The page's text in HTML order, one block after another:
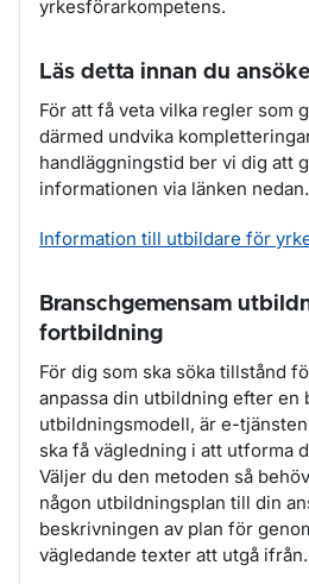
yrkesförarkompetens.
Läs detta innan du
För att få veta vilka regler som
därmed undvika
handläggningstid ber vi dig att
informationen via länken nedan.
Information till utbildare för
Branschgemensam
fortbildning
För dig som ska söka tillstånd
anpassa din utbildning efter en
utbildningsmodell, är e-
ska få vägledning i att utforma
Väljer du den metoden så
någon utbildningsplan till din
beskrivningen av plan för
vägledande texter att utgå ifrån.